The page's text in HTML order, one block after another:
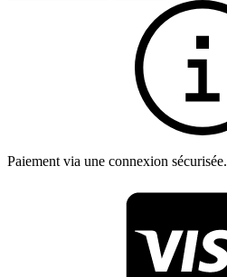
Paiement via une connexion sécurisée.